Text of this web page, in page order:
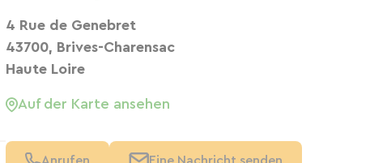
4 Rue de Genebret
43700, Brives-Charensac
Haute Loire
Auf der Karte ansehen